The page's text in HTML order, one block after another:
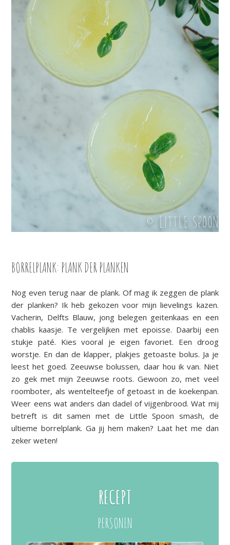
BORRELPLANK: PLANK DER PLANKEN
Nog even terug naar de plank. Of mag ik zeggen de plank
der planken? Ik heb gekozen voor mijn lievelings kazen.
Vacherin, Delfts Blauw, jong belegen geitenkaas en een
chablis kaasje. Te vergelijken met epoisse. Daarbij een
stukje paté. Kies vooral je eigen favoriet. Een droog
worstje. En dan de klapper, plakjes getoaste bolus. Ja je
leest het goed. Zeeuwse bolussen, daar hou ik van. Niet
zo gek met mijn Zeeuwse roots. Gewoon zo, met veel
roomboter, als wentelteefje of getoast in de koekenpan.
Weer eens wat anders dan dadel of vijgenbrood. Wat mij
betreft is dit samen met de Little Spoon smash, de
ultieme borrelplank. Ga jij hem maken? Laat het me dan
zeker weten!
RECEPT
PERSONEN